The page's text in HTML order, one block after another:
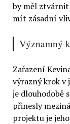
by měl ztvárnit
mít zásadní
Významný
Zařazení
výrazný krok v
je dlouhodobě
přinesly
projektu je